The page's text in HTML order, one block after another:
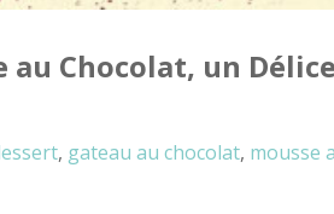
au Chocolat, un Délice
, gateau au chocolat, mousse